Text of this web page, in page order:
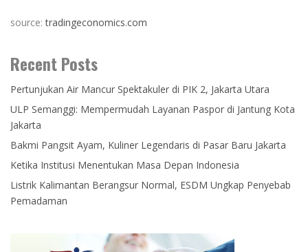
source:tradingeconomics.com
Recent Posts
Pertunjukan Air Mancur Spektakuler di PIK 2, Jakarta Utara
ULP Semanggi: Mempermudah Layanan Paspor di Jantung Kota
Jakarta
Bakmi Pangsit Ayam, Kuliner Legendaris di Pasar Baru Jakarta
Ketika Institusi Menentukan Masa Depan Indonesia
Listrik Kalimantan Berangsur Normal, ESDM Ungkap Penyebab
Pemadaman